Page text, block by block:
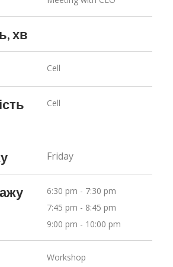
хв
Cell
Cell
Friday
6:30 pm - 7:30 pm
7:45 pm - 8:45 pm
9:00 pm - 10:00 pm
Workshop